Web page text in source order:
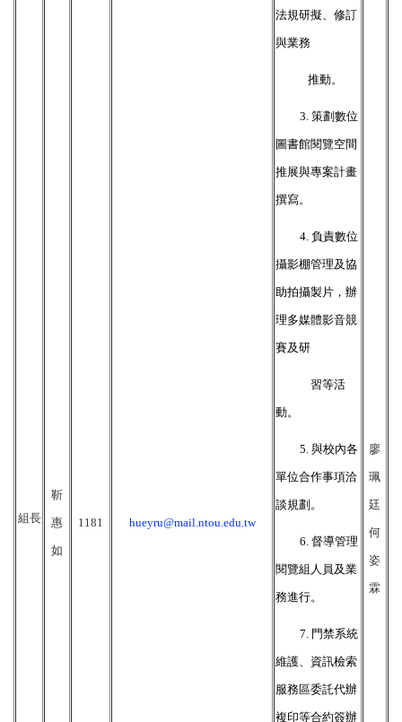
組長
靳
惠
如
1181 hueyru@mail.ntou.edu.tw
法規研擬、修訂
與業務
推動。
3. 策劃數位
圖書館閱覽空間
推展與專案計畫
撰寫。
4. 負責數位
攝影棚管理及協
助拍攝製片，辦
理多媒體影音競
賽及研
習等活
動。
5. 與校內各
單位合作事項洽
談規劃。
6. 督導管理
閱覽組人員及業
務進行。
7. 門禁系統
維護、資訊檢索
服務區委託代辦
複印等合約簽辦
廖
珮
廷
何
姿
霖